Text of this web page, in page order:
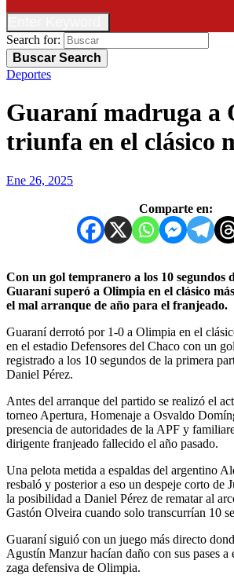
Search for:
Buscar Search
Deportes
Guaraní madruga a
triunfa en el clásico
Ene 26, 2025
Comparte en:
Con un gol tempranero a los 10 segundos de la primera parte,
Guaraní superó a Olimpia en el clásico
el mal arranque de año para el franjeado.
Guaraní derrotó por 1-0 a Olimpia en el
en el estadio Defensores del Chaco con un
registrado a los 10 segundos de la primera
Daniel Pérez.
Antes del arranque del partido se realizó el
torneo Apertura, Homenaje a Osvaldo
presencia de autoridades de la APF y
dirigente franjeado fallecido el año pasado.
Una pelota metida a espaldas del argentino
resbaló y posterior a eso un despeje corto de
la posibilidad a Daniel Pérez de rematar al
Gastón Olveira cuando solo transcurrían 10
Guaraní siguió con un juego más directo
Agustín Manzur hacían daño con sus pases a
zaga defensiva de Olimpia.